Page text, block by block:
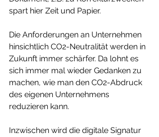
spart hier Zeit und Papier.
Die Anforderungen an Unternehmen
hinsichtlich CO2-Neutralität werden in
Zukunft immer schärfer. Da lohnt es
sich immer mal wieder Gedanken zu
machen, wie man den CO2-Abdruck
des eigenen Unternehmens
reduzieren kann.
Inzwischen wird die digitale Signatur